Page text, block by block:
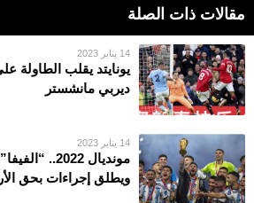
مقالات ذات الصلة
14 يناير 2023
يونايتد يقلب الطاولة
ديربي مانشستر
14 يناير 2023
ويطلق إجراءات بحق